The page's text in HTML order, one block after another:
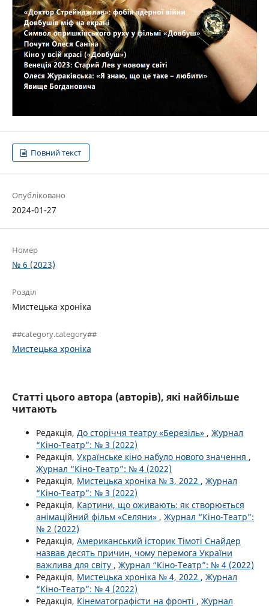
Повний текст
Опубліковано
2024-01-27
Номер
№ 6 (2023)
Розділ
Мистецька хроніка
##category.category##
Мистецька хроніка
Статті цього автора (авторів), які найбільше
читають
Редакція, До сторіччя театру «Березіль» , Журнал
“Кіно-Театр”: № 3 (2022)
Редакція, Українське кіно набуло нового значення ,
Журнал “Кіно-Театр”: № 4 (2022)
Редакція, Мистецька хроніка № 3, 2022 , Журнал
“Кіно-Театр”: № 3 (2022)
Редакція, Картини, що оживають: як створюється
анімаційний фільм «Селяни» , Журнал “Кіно-Театр”:
№ 2 (2022)
Редакція, Американський історик Тімоті Снайдер
назвав десять причин, чому перемога України
важлива для світу , Журнал “Кіно-Театр”: № 4 (2022)
Редакція, Мистецька хроніка № 4, 2022 , Журнал
“Кіно-Театр”: № 4 (2022)
Редакція, Кінематографісти на фронті , Журнал